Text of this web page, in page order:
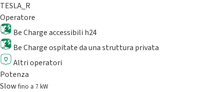
TESLA_R
Operatore
Be Charge accessibili h24
Be Charge ospitate da una struttura privata
Altri operatori
Potenza
Slowfino a 7 kW